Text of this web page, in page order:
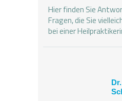
Hier finden Sie
Fragen, die Sie
bei einer